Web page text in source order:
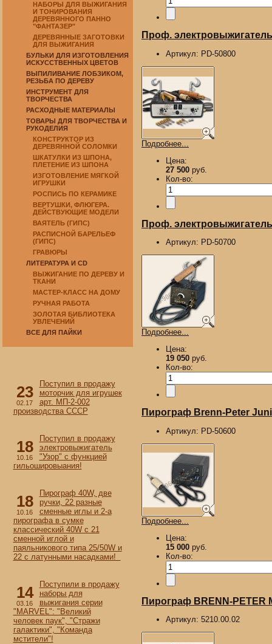
НАБОРЫ ДЛЯ ВЫЖИГАНИЯ
И ТОНИРОВАНИЯ
ДЕРЕВЯННОГО ПАННО
"ФАНТАЗЕР"
ДЕРЕВЯННЫЕ ЗАГОТОВКИ
ДЛЯ ВЫЖИГАНИЯ
БУЛЬКИ ДЛЯ ИЗГОТОВЛЕНИЯ
ИСКУССТВЕННЫХ ЦВЕТОВ
ВЫПИЛИВАНИЕ ЛОБЗИКОМ,
РЕЗЬБА ПО ДЕРЕВУ
ИНСТРУМЕНТ ДЛЯ
ТВОРЧЕСТВА
РАСХОДНЫЕ МАТЕРИАЛЫ
ТОВАРЫ ДЛЯ ТВОРЧЕСТВА И
РУКОДЕЛИЯ
КОНСТРУКТОР ИЗ
ДЕРЕВЯННОЙ СОЛОМКИ
ШКАТУЛКИ ИЗ ШПОНА,
ПЛЕТЕНИЕ ИЗ ШПОНА
ИЗГОТОВЛЕНИЕ МЯГКОЙ
ИГРУШКИ
РОСПИСЬ ПО КЕРАМИКЕ
ВЕРТУШКИ, ФЛЮГЕРА.
ДЕЙСТВУЮЩИЕ МОДЕЛИ
ВАЯТЕЛЬ (ГИПС)
РАСПИСНОЙ БАРЕЛЬЕФ
(ГИПС)
ГРАВЮРЫ
ЛИТЕРАТУРА И CD
ВЫЖИГАНИЕ ПО ДЕРЕВУ И
ТКАНИ
МАСТЕР-КЛАСС НА ДОМУ
РУЧНАЯ РАБОТА
ЗОЛОТАЯ БИБЛИОТЕКА
УВЛЕЧЕНИЙ
ВСЕ ДЛЯ ПАЙКИ
23
02.17
Поступил в продажу
моторчик для игрушек
арт. МП-2-002
производства СССР
18
10.16
Поступил в продажу
электровыжигатель
"Узор" с функцией
гильошировыания!
18
10.16
Пирограф 40W, две
ручки, 22 разные
сменные иглы и 2-а
пирографа в сумке
классический 40W с 21
сменной иглой и
паяльникового типа 25/50W и
22 с латунными насадками!
14
03.16
Поступили в продажу
наборы для
выжигания серии
"MARVEL": "Великий
человек паук", "Стражи
галактики", "Команда
мстители"!
Проф.
Артикул: PD-50800
Подробнее...
Цена:
27 500 руб.
Кол-во:
Проф.
Артикул: PD-50700
Подробнее...
Цена:
19 050 руб.
Кол-во:
Пирограф Brenn-Peter
Артикул: PD-50600
Подробнее...
Цена:
15 000 руб.
Кол-во:
Пирограф BRENN-PETER
Артикул: 5210.00.02